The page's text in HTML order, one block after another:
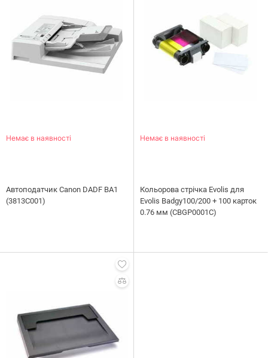
Немає в наявності
Автоподатчик Canon DADF BA1
(3813C001)
Немає в наявності
Кольорова стрічка Evolis для
Evolis Badgy100/200 + 100 карток
0.76 мм (CBGP0001C)